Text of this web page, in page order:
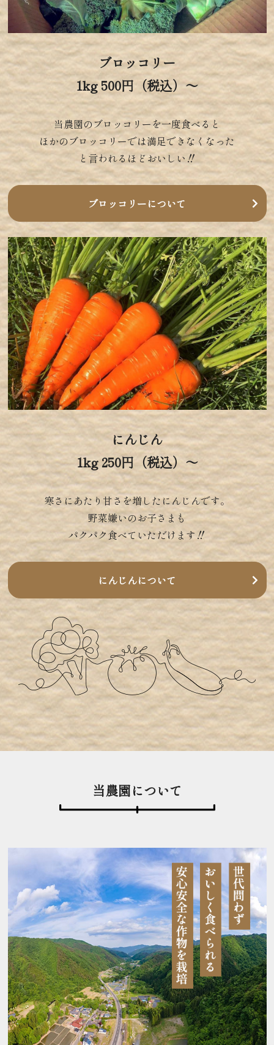
ブロッコリー
1kg 500円（税込）～
当農園のブロッコリーを一度食べると
ほかのブロッコリーでは満足できなくなった
と言われるほどおいしい‼
ブロッコリーについて
にんじん
1kg 250円（税込）～
寒さにあたり甘さを増したにんじんです。
野菜嫌いのお子さまも
パクパク食べていただけます‼
にんじんについて
当農園について